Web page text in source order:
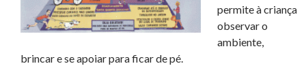
permite à criança
observar o
ambiente,
brincar e se apoiar para ficar de pé.